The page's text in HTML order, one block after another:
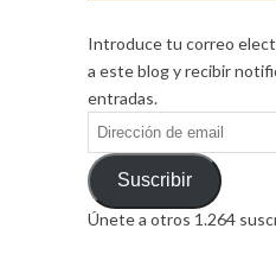
Introduce tu correo
a este blog y recibir
entradas.
Dirección
de
emailSuscribir
Únete a otros 1.264